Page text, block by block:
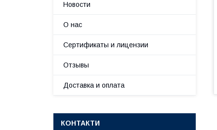
Новости
О нас
Сертификаты и лицензии
Отзывы
Доставка и оплата
КОНТАКТИ